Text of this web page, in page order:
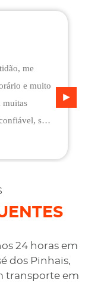
me
e muito
muitas
são
sem
24 horas em
dos Pinhais,
transporte em